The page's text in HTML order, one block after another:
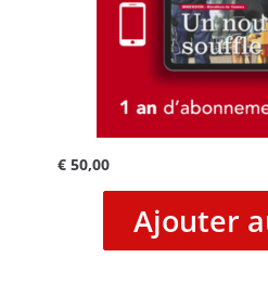
€50,00
Ajouter